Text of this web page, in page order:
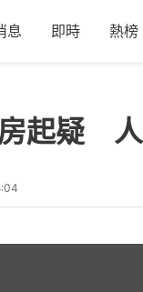
息 即時 熱榜
起疑